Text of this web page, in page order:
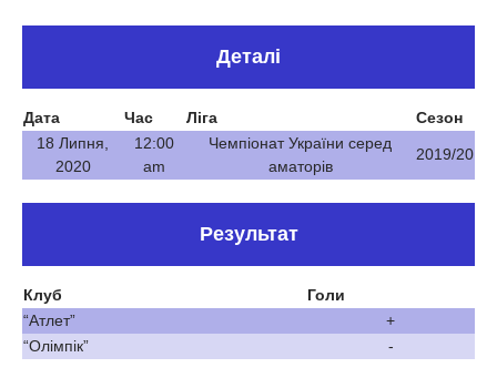
Деталі
Дата Час Ліга
Сезон
18 Липня,
2020
12:00
am
Чемпіонат України серед
аматорів
2019/20
Результат
Клуб
Голи
“Атлет”
+
“Олімпік”
-